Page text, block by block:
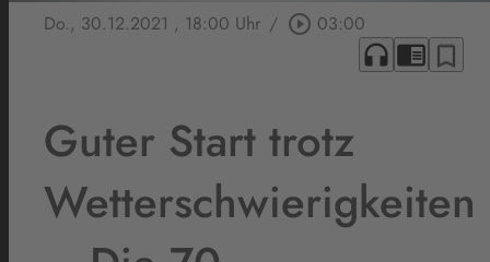
Do., 30.12.2021 , 18:00 Uhr / play_circle_outline 03:00
headphones chrome_reader_mode bookmark_border
Guter Start trotz
Wetterschwierigkeiten